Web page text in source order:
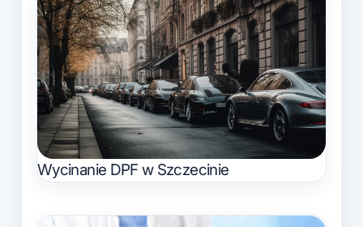
Wycinanie DPF w Szczecinie